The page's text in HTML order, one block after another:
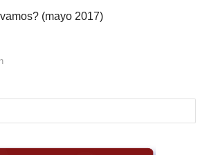
(mayo 2017)